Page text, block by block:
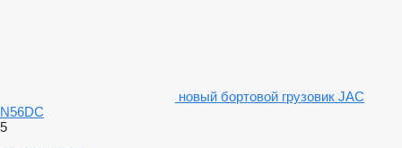
новый бортовой грузовик JAC
N56DC
5